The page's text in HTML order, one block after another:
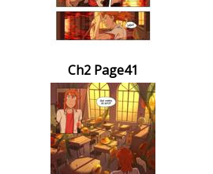
Ch2 Page41